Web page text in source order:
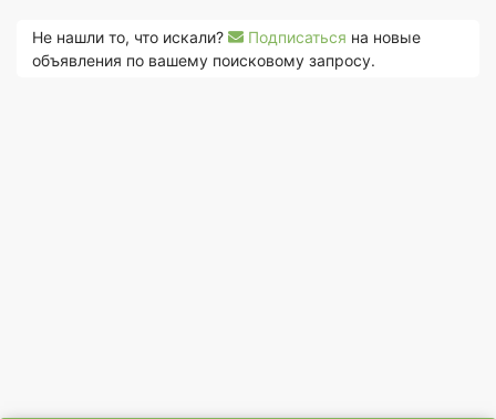
Не нашли то, что искали? Подписаться на новые
объявления по вашему поисковому запросу.